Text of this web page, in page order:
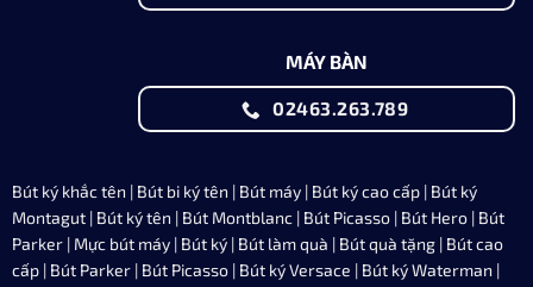
MÁY BÀN
02463.263.789
Bút ký khắc tên | Bút bi ký tên | Bút máy| Bút ký cao cấp| Bút ký
Montagut| Bút ký tên | Bút Montblanc | Bút Picasso | Bút Hero| Bút
Parker| Mực bút máy| Bút ký | Bút làm quà | Bút quà tặng | Bút cao
cấp | Bút Parker| Bút Picasso | Bút ký Versace | Bút ký Waterman |